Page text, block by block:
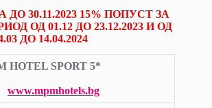
ДО 30.11.2023 15% ПОПУСТ ЗА
ОД 01.12 ДО 23.12.2023 И ОД
ДО 14.04.2024
HOTEL SPORT 5*
www.mpmhotels.bg